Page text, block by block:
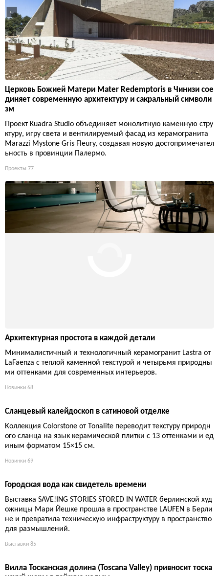
ельных стеновых поверхностей.
Новинки 62
Церковь Божией Матери Mater Redemptoris в Чинизи сое
диняет современную архитектуру и сакральный символи
зм
Проект Kuadra Studio объединяет монолитную каменную стру
ктуру, игру света и вентилируемый фасад из керамогранита
Marazzi Mystone Gris Fleury, создавая новую достопримечател
Архитектурная простота в каждой детали
Минималистичный и технологичный керамогранит Lastra от
ми оттенками для современных интерьеров.